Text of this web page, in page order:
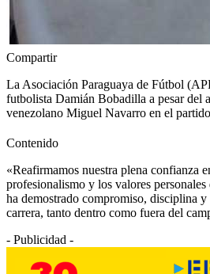
Compartir
La Asociación Paraguaya de Fútbol
futbolista Damián Bobadilla a pesar del
venezolano Miguel Navarro en el
Contenido
«Reafirmamos nuestra plena confianza
profesionalismo y los valores
ha demostrado compromiso, disciplina y
carrera, tanto dentro como fuera del
- Publicidad -